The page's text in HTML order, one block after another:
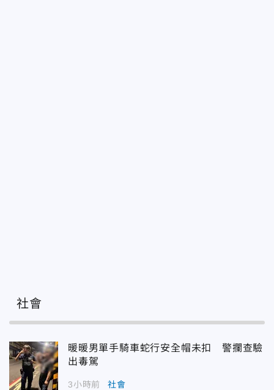
社會
暖暖男單手騎車蛇行安全帽未扣 警攔查驗
出毒駕
3小時前 社會